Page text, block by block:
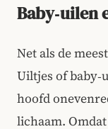
Baby‑uilen
Net als de
Uiltjes of
hoofd
lichaam.